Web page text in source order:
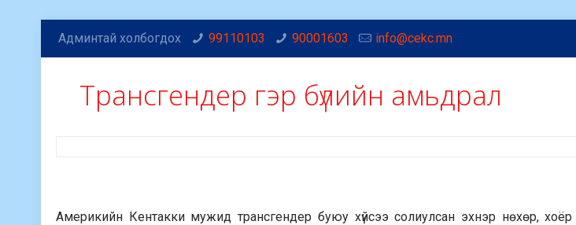
Админтай холбогдох 99110103 90001603 info@cekc.mn
Трансгендер гэр бүлийн амьдрал
Америкийн Кентакки мужид трансгендер буюу хүйсээ солиулсан эхнэр нөхөр, хоёр